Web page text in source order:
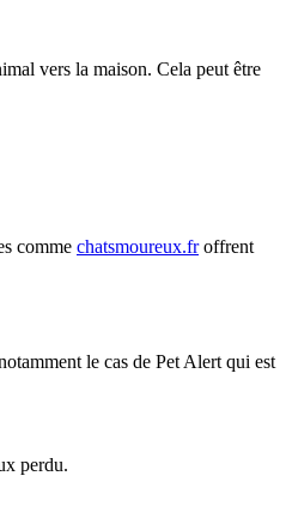
vers la maison. Cela peut être
comme chatsmoureux.froffrent
le cas de Pet Alert qui est
perdu.